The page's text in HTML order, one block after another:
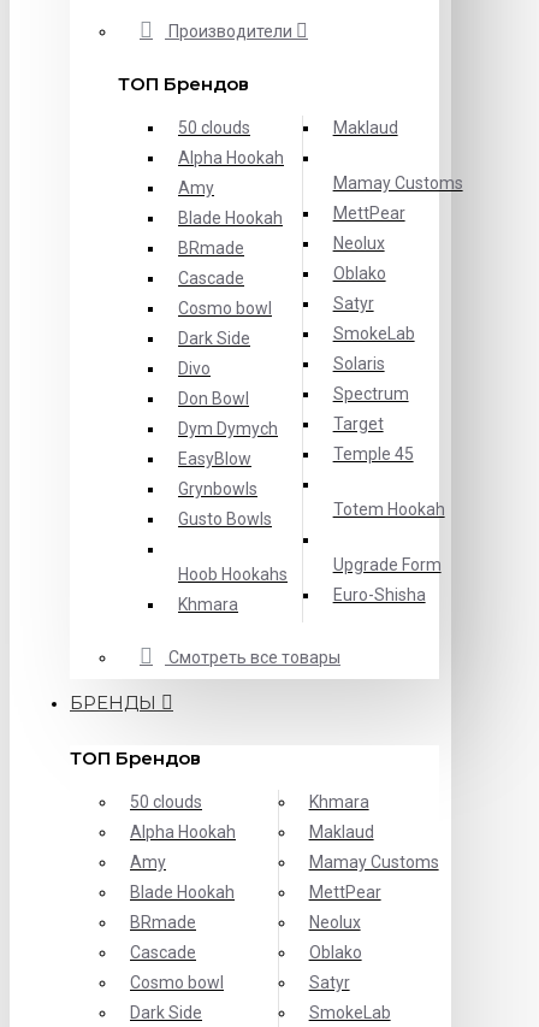
Производители
ТОП Брендов
50 clouds
Alpha Hookah
Amy
Blade Hookah
BRmade
Cascade
Cosmo bowl
Dark Side
Divo
Don Bowl
Dym Dymych
EasyBlow
Grynbowls
Gusto Bowls
Hoob Hookahs
Khmara
Maklaud
Mamay Customs
MettPear
Neolux
Oblako
Satyr
SmokeLab
Solaris
Spectrum
Target
Temple 45
Totem Hookah
Upgrade Form
Еuro-Shisha
Смотреть все товары
БРЕНДЫ
ТОП Брендов
50 clouds
Alpha Hookah
Amy
Blade Hookah
BRmade
Cascade
Cosmo bowl
Dark Side
Khmara
Maklaud
Mamay Customs
MettPear
Neolux
Oblako
Satyr
SmokeLab